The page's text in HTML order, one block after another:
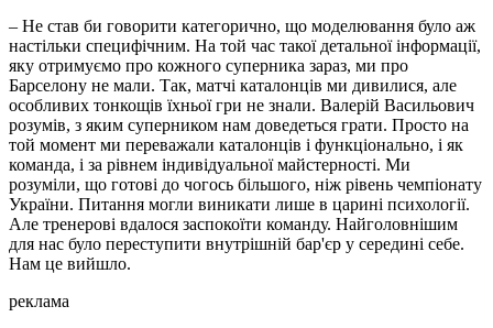
– Не став би говорити категорично, що моделювання було аж
настільки специфічним. На той час такої детальної інформації,
яку отримуємо про кожного суперника зараз, ми про
Барселону не мали. Так, матчі каталонців ми дивилися, але
особливих тонкощів їхньої гри не знали. Валерій Васильович
розумів, з яким суперником нам доведеться грати. Просто на
той момент ми переважали каталонців і функціонально, і як
команда, і за рівнем індивідуальної майстерності. Ми
розуміли, що готові до чогось більшого, ніж рівень чемпіонату
України. Питання могли виникати лише в царині психології.
Але тренерові вдалося заспокоїти команду. Найголовнішим
для нас було переступити внутрішній бар'єр у середині себе.
Нам це вийшло.
реклама